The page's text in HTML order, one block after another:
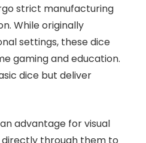
strict manufacturing
While originally
settings, these dice
gaming and education.
dice but deliver
advantage for visual